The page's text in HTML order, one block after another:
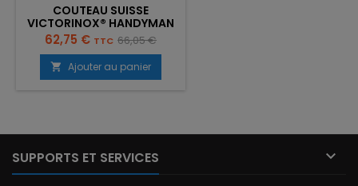
COUTEAU SUISSE
VICTORINOX® HANDYMAN
- 24 FONCTIONS
Prix
62,75 € TTC Prix
de
base
66,05 €
 Ajouter au panier
SUPPORTS ET SERVICES 